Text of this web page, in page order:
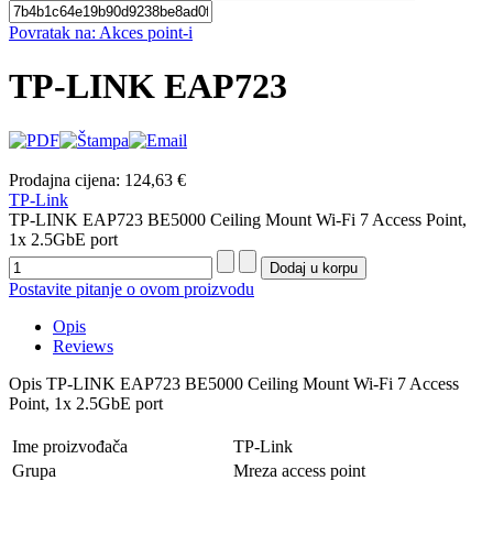
Povratak na: Akces point-i
TP-LINK EAP723
Prodajna cijena: 124,63 €
TP-Link
TP-LINK EAP723 BE5000 Ceiling Mount Wi-Fi 7 Access Point,
1x 2.5GbE port
Postavite pitanje o ovom proizvodu
Opis
Reviews
Opis TP-LINK EAP723 BE5000 Ceiling Mount Wi-Fi 7 Access
Point, 1x 2.5GbE port
Ime proizvođača
TP-Link
Grupa
Mreza access point